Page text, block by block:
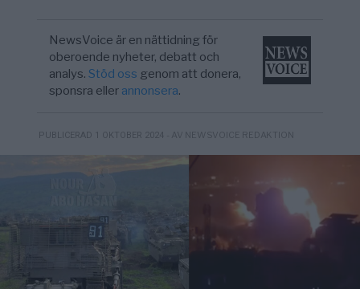
NewsVoice är en nättidning för
oberoende nyheter, debatt och
analys.Stöd oss genom att donera,
sponsra eller annonsera.
PUBLICERAD 1 OKTOBER 2024 - AV NEWSVOICE REDAKTION